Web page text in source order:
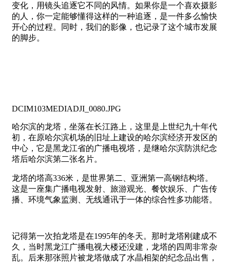
变化，用镜头追逐它不同的风情。如果你是一个喜欢摄影
的人，你一定能够懂得这样的一种追逐，是一件多么愉快
开心的过程。同时，我们的影像，也记录了这个城市发展
的脚步。
DCIM103MEDIADJI_0080.JPG
哈尔滨的龙塔，坐落在长江路上，这里是上世纪九十年代
初，在原哈尔滨机场的旧址上建设的哈尔滨经济开发区的
中心，它是黑龙江省的广播电视塔，是继哈尔滨防洪纪念
塔后哈尔滨第二张名片。
龙塔的塔高336米，是世界第二、亚洲第一高钢结构塔。
这是一座集广播电视发射、旅游观光、餐饮娱乐、广告传
播、环境气象监测、无线通讯于一体的综合性多功能塔。
记得第一次拍龙塔是在1995年的冬天。那时龙塔刚建成不
久，当时黑龙江广播电视大楼还没建，龙塔的四周非常杂
乱。后来那张照片被龙塔做成了水晶相架的纪念品出售，